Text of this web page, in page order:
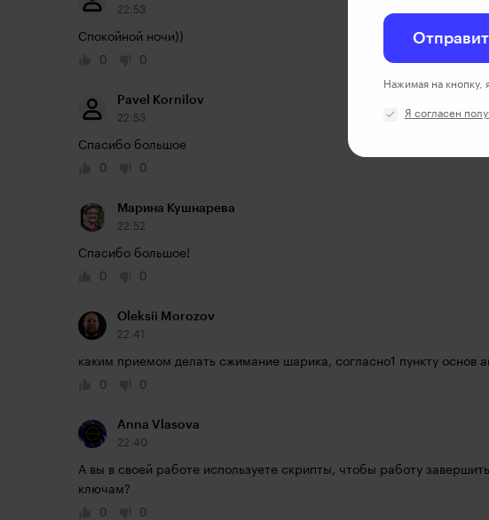
22:53
Спокойной ночи))
0
0
Pavel Kornilov
22:53
Спасибо большое
0
0
Марина Кушнарева
22:52
Спасибо большое!
0
0
Oleksii Morozov
22:41
каким приемом делать сжимание шарика, согласно1 пункту основ
0
0
Anna Vlasova
22:40
А вы в своей работе используете скрипты, чтобы работу
ключам?
0
0
Нажимая на кнопку,
Я согласен